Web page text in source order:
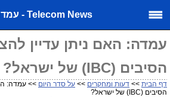
Telecom News - עמדה: האם ני...
עמדה: האם ניתן עדיין
הסיבים (IBC) של ישראל?
דף הבית >> דעות ומחקרים >> על סדר היום >> עמדה:
הסיבים (IBC) של ישראל?